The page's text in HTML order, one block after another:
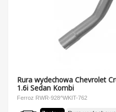
Rura wydechowa Chevrolet
1.6i Sedan Kombi
Ferroz RWR-928^WKIT-762